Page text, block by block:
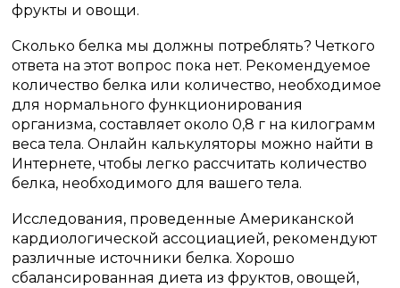
фрукты и овощи.
Сколько белка мы должны потреблять? Четкого
ответа на этот вопрос пока нет. Рекомендуемое
количество белка или количество, необходимое
для нормального функционирования
организма, составляет около 0,8 г на килограмм
веса тела. Онлайн калькуляторы можно найти в
Интернете, чтобы легко рассчитать количество
белка, необходимого для вашего тела.
Исследования, проведенные Американской
кардиологической ассоциацией, рекомендуют
различные источники белка. Хорошо
сбалансированная диета из фруктов, овощей,